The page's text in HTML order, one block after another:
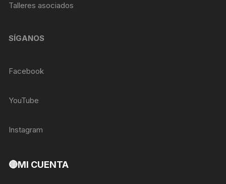
Talleres asociados
SÍGANOS
Facebook
YouTube
Instagram
🔴MI CUENTA